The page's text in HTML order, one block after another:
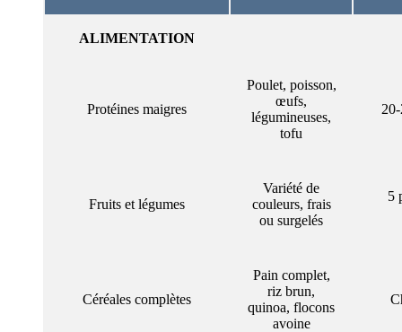
ALIMENTATION
Protéines maigres
Poulet, poisson,
œufs,
légumineuses,
tofu
Fruits et légumes
Variété de
couleurs, frais
ou surgelés
5
Céréales complètes
Pain complet,
riz brun,
quinoa, flocons
avoine